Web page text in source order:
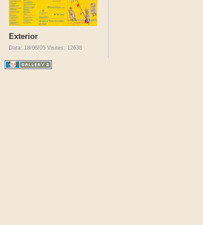
Exterior
Data: 18/08/05 Visites: 12638